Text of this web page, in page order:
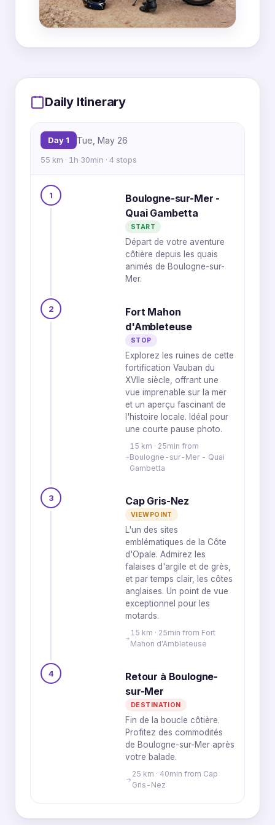
14
MapLibre|OpenFreeMap © OpenMapTilesData fromOpenStreetMap
Daily Itinerary
Day 1 Tue, May 26
55 km · 1h 30min · 4 stops
1
Boulogne-sur-Mer -
Quai Gambetta
START
Départ de votre aventure
côtière depuis les quais
animés de Boulogne-sur-
Mer.
2
Fort Mahon
d'Ambleteuse
STOP
Explorez les ruines de cette
fortification Vauban du
XVIIe siècle, offrant une
vue imprenable sur la mer
et un aperçu fascinant de
l'histoire locale. Idéal pour
une courte pause photo.
15 km · 25min from
Boulogne-sur-Mer - Quai
Gambetta
3 Cap Gris-Nez
VIEWPOINT
L'un des sites
emblématiques de la Côte
d'Opale. Admirez les
falaises d'argile et de grès,
et par temps clair, les côtes
anglaises. Un point de vue
exceptionnel pour les
motards.
15 km · 25min from Fort
Mahon d'Ambleteuse
4
Retour à Boulogne-
sur-Mer
DESTINATION
Fin de la boucle côtière.
Profitez des commodités
de Boulogne-sur-Mer après
votre balade.
25 km · 40min from Cap
Gris-Nez